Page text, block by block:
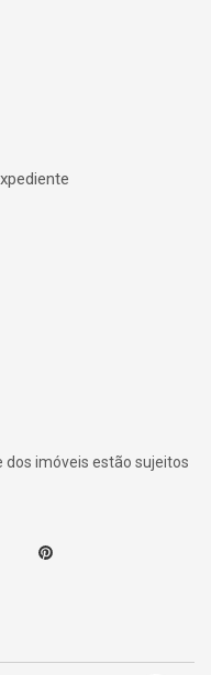
dos imóveis estão sujeitos
Pinterest